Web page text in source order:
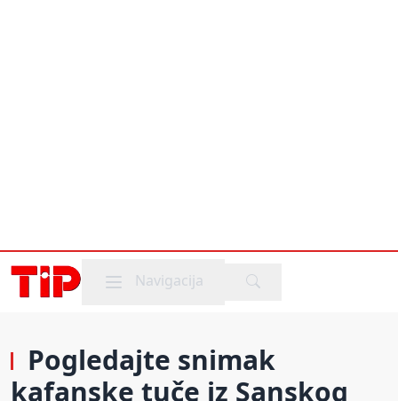
Mobile menu
Navigacija
Pogledajte snimak
kafanske tuče iz Sanskog